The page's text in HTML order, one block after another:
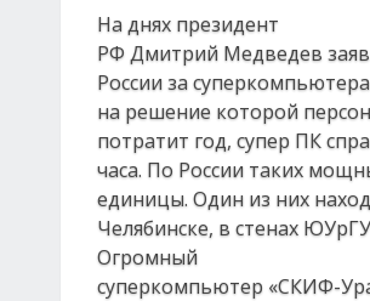
На днях президент
РФ Дмитрий Медведев
России за
на решение которой
потратит год, супер ПК
часа. По России таких
единицы. Один из них
Челябинске, в стенах
Огромный
суперкомпьютер «СКИФ-